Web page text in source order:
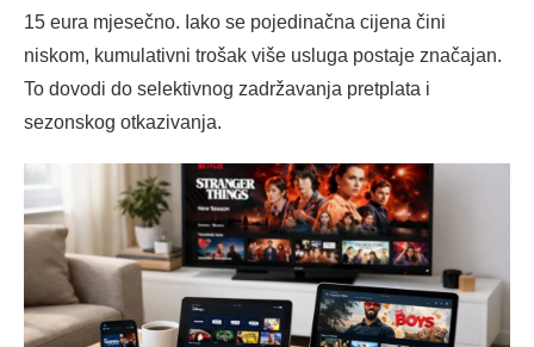
15 eura mjesečno. Iako se pojedinačna cijena čini
niskom, kumulativni trošak više usluga postaje značajan.
To dovodi do selektivnog zadržavanja pretplata i
sezonskog otkazivanja.